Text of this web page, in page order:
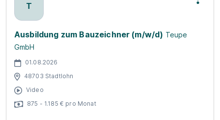
T
Ausbildung zum Bauzeichner (m/w/d) Teupe
GmbH
01.08.2026
48703 Stadtlohn
Video
875 - 1.185 € pro Monat